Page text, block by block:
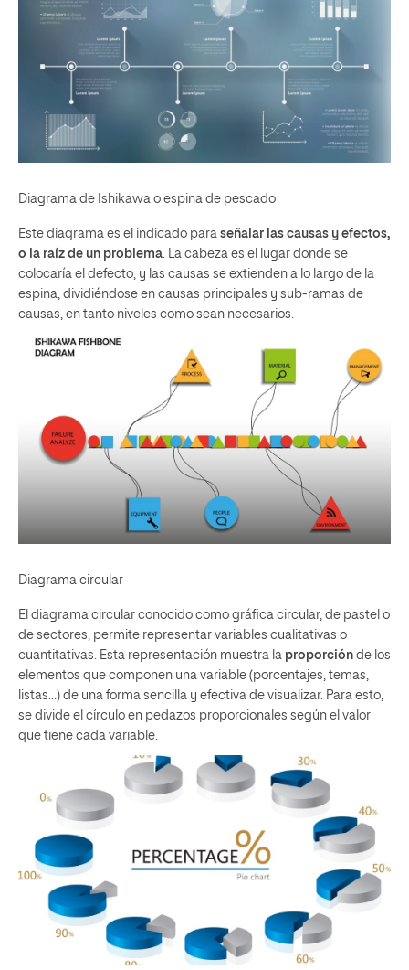
Diagrama de Ishikawa o espina de pescado
Este diagrama es el indicado para señalar las causas y efectos,
o la raíz de un problema. La cabeza es el lugar donde se
colocaría el defecto, y las causas se extienden a lo largo de la
espina, dividiéndose en causas principales y sub-ramas de
causas, en tanto niveles como sean necesarios.
Diagrama circular
El diagrama circular conocido como gráfica circular, de pastel o
de sectores, permite representar variables cualitativas o
cuantitativas. Esta representación muestra la proporción de los
elementos que componen una variable (porcentajes, temas,
listas…) de una forma sencilla y efectiva de visualizar. Para esto,
se divide el círculo en pedazos proporcionales según el valor
que tiene cada variable.